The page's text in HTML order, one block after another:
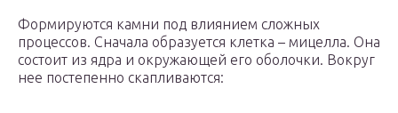
Формируются камни под влиянием сложных
процессов. Сначала образуется клетка – мицелла. Она
состоит из ядра и окружающей его оболочки. Вокруг
нее постепенно скапливаются: